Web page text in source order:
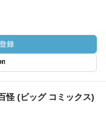
怪 (ビッグ コミックス)